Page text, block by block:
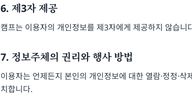
6. 제3자 제공
캠프는 이용자의 개인정보를 제3자에게 제공하지 않습
7. 정보주체의 권리와 행사 방법
이용자는 언제든지 본인의 개인정보에 대한 열람·정정·
치합니다.